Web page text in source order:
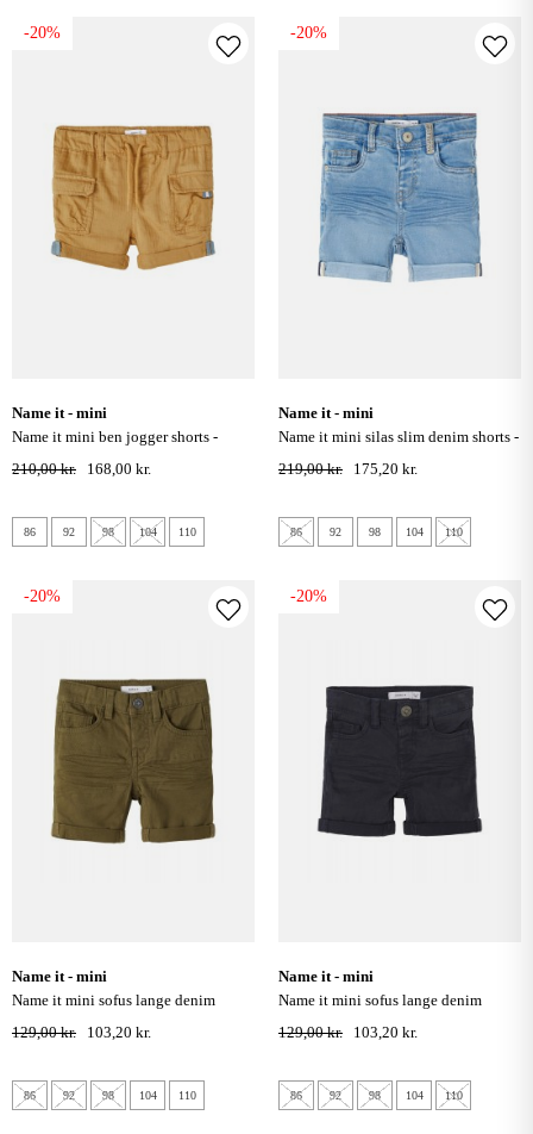
-20%
name it - mini
name it mini ben jogger shorts -
bistre
210,00 kr. 168,00 kr.
86 92 98 104 110
-20%
name it - mini
name it mini silas slim denim shorts -
light blue denim
219,00 kr. 175,20 kr.
86 92 98 104 110
-20%
name it - mini
name it mini sofus lange denim
shorts - olive night
129,00 kr. 103,20 kr.
86 92 98 104 110
-20%
name it - mini
name it mini sofus lange denim
shorts - dark navy
129,00 kr. 103,20 kr.
86 92 98 104 110